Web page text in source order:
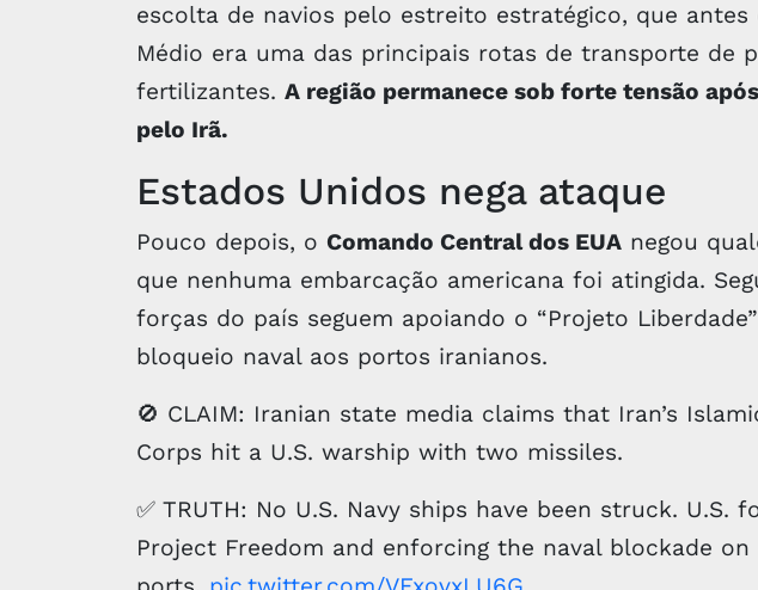
escolta de navios pelo estreito estratégico, que antes
Médio era uma das principais rotas de transporte de
fertilizantes. A região permanece sob forte tensão
pelo Irã.
Estados Unidos nega ataque
Pouco depois, o Comando Central dos EUA negou
que nenhuma embarcação americana foi atingida.
forças do país seguem apoiando o “Projeto
bloqueio naval aos portos iranianos.
🚫 CLAIM: Iranian state media claims that Iran’s
Corps hit a U.S. warship with two missiles.
✅ TRUTH: No U.S. Navy ships have been struck. U.S.
Project Freedom and enforcing the naval blockade on